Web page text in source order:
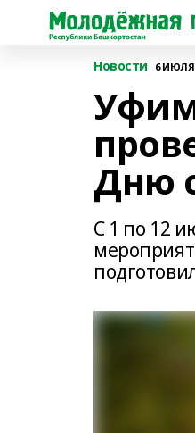
Новости 6 ИЮЛЯ
Дню
С 1 по 12